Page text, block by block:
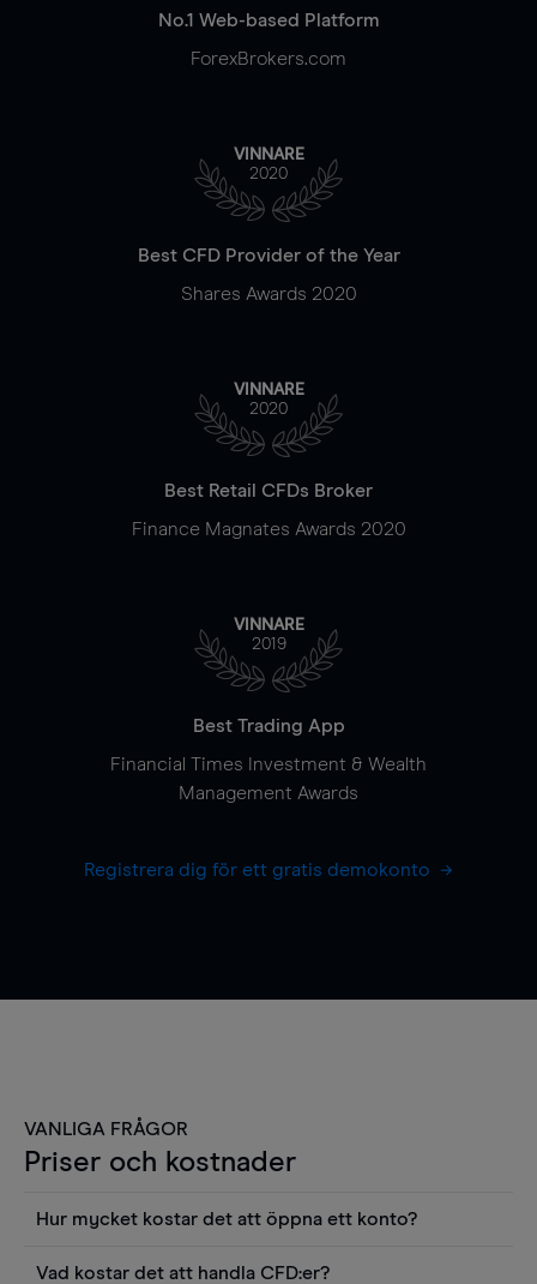
No.1 Web-based Platform
ForexBrokers.com
VINNARE
2020
Best CFD Provider of the Year
Shares Awards 2020
VINNARE
2020
Best Retail CFDs Broker
Finance Magnates Awards 2020
VINNARE
2019
Best Trading App
Financial Times Investment & Wealth
Management Awards
Registrera dig för ett gratis demokonto
VANLIGA FRÅGOR
Priser och kostnader
Hur mycket kostar det att öppna ett konto?
Vad kostar det att handla CFD:er?